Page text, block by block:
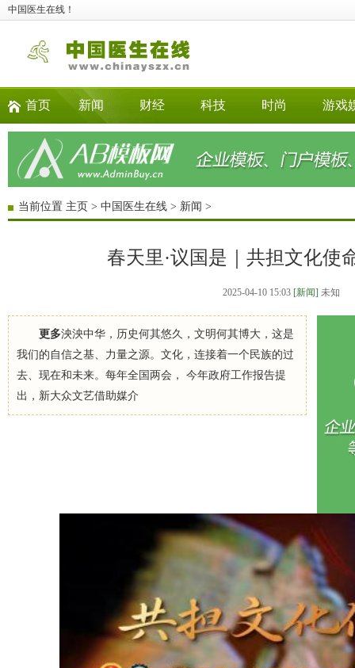
中国医生在线！
首页 新闻 财经 科技 时尚 游戏
当前位置 主页 > 中国医生在线 > 新闻 >
春天里·议国是｜共担文化
2025-04-10 15:03 [新闻] 未知
更多泱泱中华，历史何其悠久，文明何其博大，这是
我们的自信之基、力量之源。文化，连接着一个民族的过
去、现在和未来。每年全国两会， 今年政府工作报告提
出，新大众文艺借助媒介